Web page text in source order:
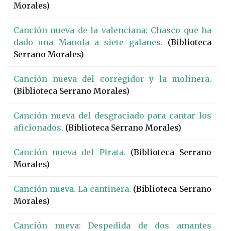
Morales)
Canción nueva de la valenciana: Chasco que ha
dado una Manola a siete galanes. (Biblioteca
Serrano Morales)
Canción nueva del corregidor y la molinera.
(Biblioteca Serrano Morales)
Canción nueva del desgraciado para cantar los
aficionados. (Biblioteca Serrano Morales)
Canción nueva del Pirata. (Biblioteca Serrano
Morales)
Canción nueva. La cantinera. (Biblioteca Serrano
Morales)
Canción nueva: Despedida de dos amantes